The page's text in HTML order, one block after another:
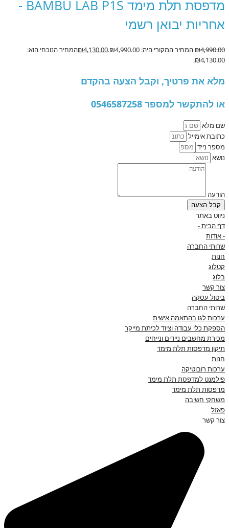
מדפסת תלת מימד BAMBU LAB P1S -
אחריות יבואן רשמי
₪4,990.00 המחיר המקורי היה: ₪4,990.00. ₪4,130.00
המחיר הנוכחי הוא:
₪4,130.00.
מלא את פרטיך, וקבל הצעה בהקדם
או להתקשר למספר 0546587258
שם מלא
כתובת אימייל
מספר נייד
נושא
הודעה
קבל הצעה
ניווט באתר
דף הבית -
- אודות
שרותי החברה
חנות
קטלוג
בלוג
צור קשר
ביטול עסקה
שרותי החברה
ערכות לגו בהתאמה אישית
הספקת כלי עבודה וציוד לכיתת מייקר
מכירת מחשבים ניידים ונייחים
תיקון מדפסות תלת מימד
חנות
ערכות רובוטיקה
פילמנט למדפסת תלת מימד
מדפסות תלת מימד
משחקי חשיבה
פאזל
צור קשר